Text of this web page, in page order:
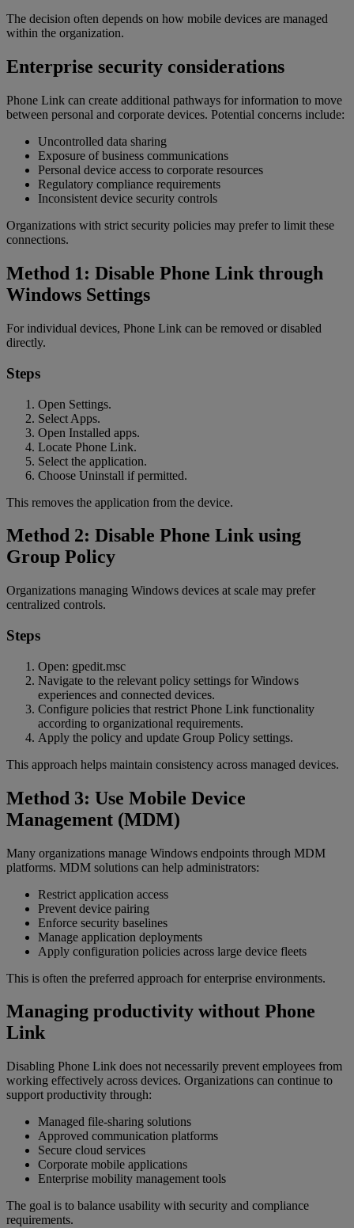
The decision often depends on how mobile devices are managed
within the organization.
Enterprise security considerations
Phone Link can create additional pathways for information to move
between personal and corporate devices. Potential concerns include:
Uncontrolled data sharing
Exposure of business communications
Personal device access to corporate resources
Regulatory compliance requirements
Inconsistent device security controls
Organizations with strict security policies may prefer to limit these
connections.
Method 1: Disable Phone Link through
Windows Settings
For individual devices, Phone Link can be removed or disabled
directly.
Steps
Open Settings.
Select Apps.
Open Installed apps.
Locate Phone Link.
Select the application.
Choose Uninstall if permitted.
This removes the application from the device.
Method 2: Disable Phone Link using
Group Policy
Organizations managing Windows devices at scale may prefer
centralized controls.
Steps
Open: gpedit.msc
Navigate to the relevant policy settings for Windows
experiences and connected devices.
Configure policies that restrict Phone Link functionality
according to organizational requirements.
Apply the policy and update Group Policy settings.
This approach helps maintain consistency across managed devices.
Method 3: Use Mobile Device
Management (MDM)
Many organizations manage Windows endpoints through MDM
platforms. MDM solutions can help administrators:
Restrict application access
Prevent device pairing
Enforce security baselines
Manage application deployments
Apply configuration policies across large device fleets
This is often the preferred approach for enterprise environments.
Managing productivity without Phone
Link
Disabling Phone Link does not necessarily prevent employees from
working effectively across devices. Organizations can continue to
support productivity through:
Managed file-sharing solutions
Approved communication platforms
Secure cloud services
Corporate mobile applications
Enterprise mobility management tools
The goal is to balance usability with security and compliance
requirements.